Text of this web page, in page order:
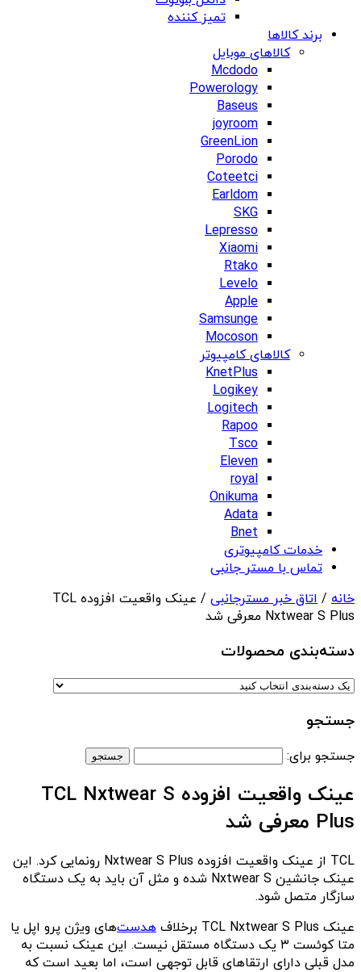
تمیز کننده
برند کالاها
کالاهای موبایل
Mcdodo
Powerology
Baseus
joyroom
GreenLion
Porodo
Coteetci
Earldom
SKG
Lepresso
Xiaomi
Rtako
Levelo
Apple
Samsunge
Mocoson
کالاهای کامپیوتر
KnetPlus
Logikey
Logitech
Rapoo
Tsco
Eleven
royal
Onikuma
Adata
Bnet
خدمات کامپیوتری
تماس با مستر جانبی
خانه / اتاق خبر مسترجانبی
/ عینک واقعیت افزوده TCL
Nxtwear S Plus معرفی شد
دسته‌بندی‌ محصولات
جستجو
جستجو برای:
عینک واقعیت افزوده TCL Nxtwear S
Plus معرفی شد
TCL از عینک واقعیت افزوده Nxtwear S Plus رونمایی کرد. این
عینک جانشین Nxtwear S شده و مثل آن باید به یک دستگاه
سازگار متصل شود.
عینک TCL Nxtwear S Plus برخلاف
هدست‌های ویژن پرو اپل یا
متا کوئست ۳ یک دستگاه مستقل نیست. این عینک نسبت به
مدل قبلی دارای ارتقاهای قابل توجهی است، اما بعید است که